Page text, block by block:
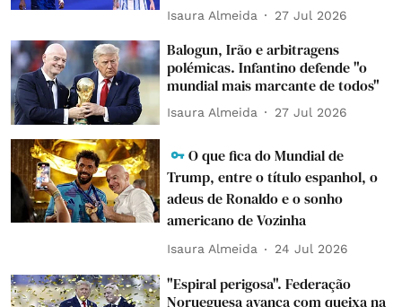
Isaura Almeida 27 Jul 2026
Balogun, Irão e arbitragens
polémicas. Infantino defende "o
mundial mais marcante de todos"
Isaura Almeida 27 Jul 2026
O que fica do Mundial de
Trump, entre o título espanhol, o
adeus de Ronaldo e o sonho
americano de Vozinha
Isaura Almeida 24 Jul 2026
"Espiral perigosa". Federação
Norueguesa avança com queixa na